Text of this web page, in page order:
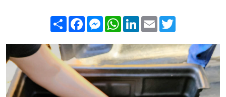
Compartilhar
FacebookMessenger
WhatsApp
LinkedIn
Email